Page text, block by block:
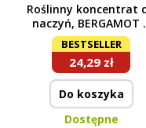
Roślinny koncentrat
naczyń, BERGAMOT
LEMON, ECOultra
AQUATIX®
BESTSELLER
24,29 zł
Do koszyka
Dostępne